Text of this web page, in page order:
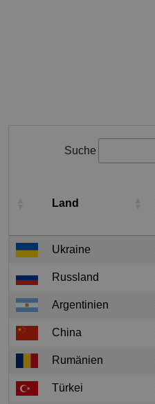
Suche
Land
Ukraine
Russland
Argentinien
China
Rumänien
Türkei